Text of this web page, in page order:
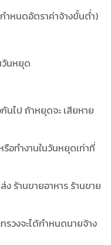
ำหนดอัตราค่าจ้างขั้นต่ำ)
วันหยุด
ไป ถ้าหยุดจะ เสียหาย
รือทำงานในวันหยุดเท่าที่
ร้านขายอาหาร ร้านขาย
วงจะได้กำหนดนายจ้าง